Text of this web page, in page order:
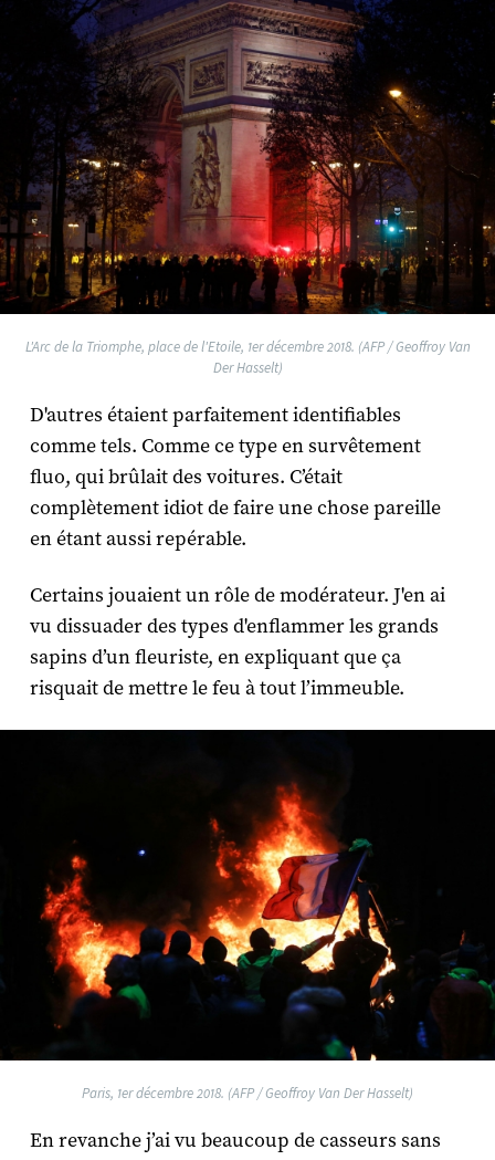
L'Arc de la Triomphe, place de l'Etoile, 1er décembre 2018. (AFP / Geoffroy Van
Der Hasselt)
D'autres étaient parfaitement identifiables
comme tels. Comme ce type en survêtement
fluo, qui brûlait des voitures. C’était
complètement idiot de faire une chose pareille
en étant aussi repérable.
Certains jouaient un rôle de modérateur. J'en ai
vu dissuader des types d'enflammer les grands
sapins d’un fleuriste, en expliquant que ça
risquait de mettre le feu à tout l’immeuble.
Paris, 1er décembre 2018. (AFP / Geoffroy Van Der Hasselt)
En revanche j’ai vu beaucoup de casseurs sans